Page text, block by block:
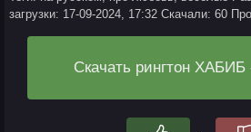
загрузки: 17-09-2024, 17:32 Скачали: 60
Скачать рингтон